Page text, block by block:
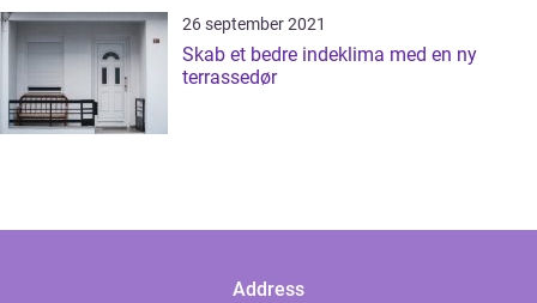
26 september 2021
Skab et bedre indeklima med en ny
terrassedør
Address